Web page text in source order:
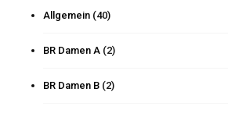
Allgemein (40)
BR Damen A (2)
BR Damen B (2)